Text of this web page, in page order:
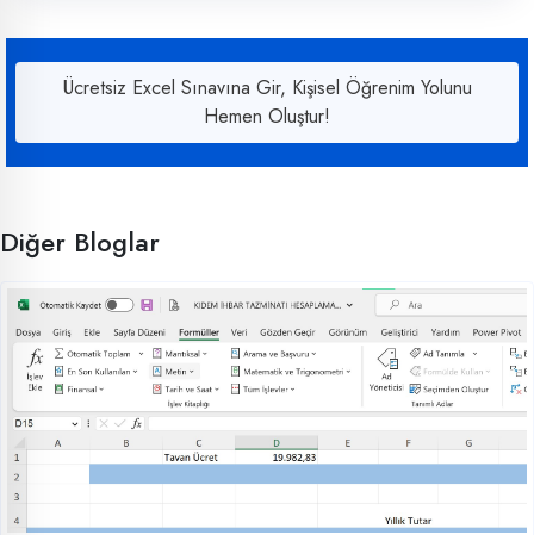
Ücretsiz Excel Sınavına Gir, Kişisel Öğrenim Yolunu
Hemen Oluştur!
Diğer Bloglar